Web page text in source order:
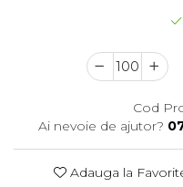
Cod
Ai nevoie de ajutor?
Adauga la